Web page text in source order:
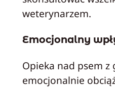
weterynarzem.
Emocjonalny
Opieka nad psem z
emocjonalnie